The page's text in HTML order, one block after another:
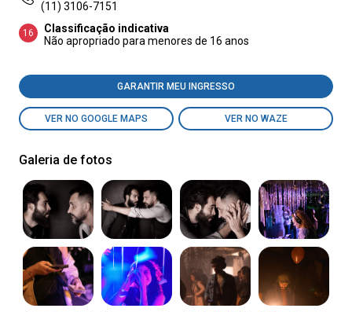
(11) 3106-7151
16
Classificação indicativa
Não apropriado para menores de 16 anos
GARANTIR MEU INGRESSO
VER NO GOOGLE MAPS VER NO WAZE
Galeria de fotos